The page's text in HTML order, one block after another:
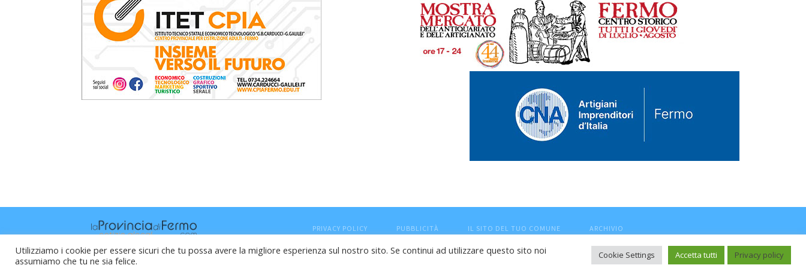
PRIVACY POLICY PUBBLICITÀ IL SITO DEL TUO COMUNE ARCHIVIO
Raffaele Vitali - via Leopardi 10 - 61121 Pesaro (PU) - Cod.Fisc VTLRFL77B02L500Y - Testata giornalistica, aut. Trib.Fermo n.04/2010 del 05/08/2010
Utilizziamo i cookie per essere sicuri che tu possa avere la migliore esperienza sul nostro sito. Se continui ad utilizzare questo sito noi
assumiamo che tu ne sia felice.
Cookie Settings Accetta tutti Privacy policy